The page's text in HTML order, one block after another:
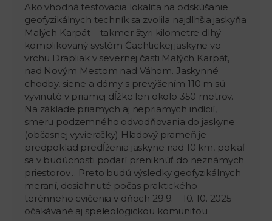
Ako vhodná testovacia lokalita na odskúšanie
geofyzikálnych techník sa zvolila najdlhšia jaskyňa
Malých Karpát – takmer štyri kilometre dlhý
komplikovaný systém Čachtickej jaskyne vo
vrchu Drapliak v severnej časti Malých Karpát,
nad Novým Mestom nad Váhom. Jaskynné
chodby, siene a dómy s prevýšením 110 m sú
vyvinuté v priamej dĺžke len okolo 350 metrov.
Na základe priamych aj nepriamych indícií,
smeru podzemného odvodňovania do jaskyne
(občasnej vyvieračky) Hladový prameň je
predpoklad predĺženia jaskyne nad 10 km, pokiaľ
sa v budúcnosti podarí preniknúť do neznámych
priestorov… Preto budú výsledky geofyzikálnych
meraní, dosiahnuté počas praktického
terénneho cvičenia v dňoch 29.9. – 10. 10. 2025
očakávané aj speleologickou komunitou.